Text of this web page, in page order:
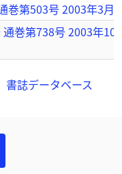
巻第503号 2003年3月
巻第738号 2003年10
書誌データベース